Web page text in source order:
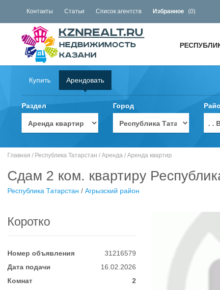
Контакты Статьи Список агентств Избранное (0)
Купить Арендовать
Раздел Город
. .
Главная / Республика Татарстан / Аренда / Аренда квартир
Сдам 2 ком. квартиру
Республика Татарстан / Агрызский район
Коротко
Номер объявления
31216579
Дата подачи
16.02.2026
Комнат
2